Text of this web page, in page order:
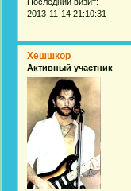
2013-11-14 21:10:31
Хешшкор
Активный участник